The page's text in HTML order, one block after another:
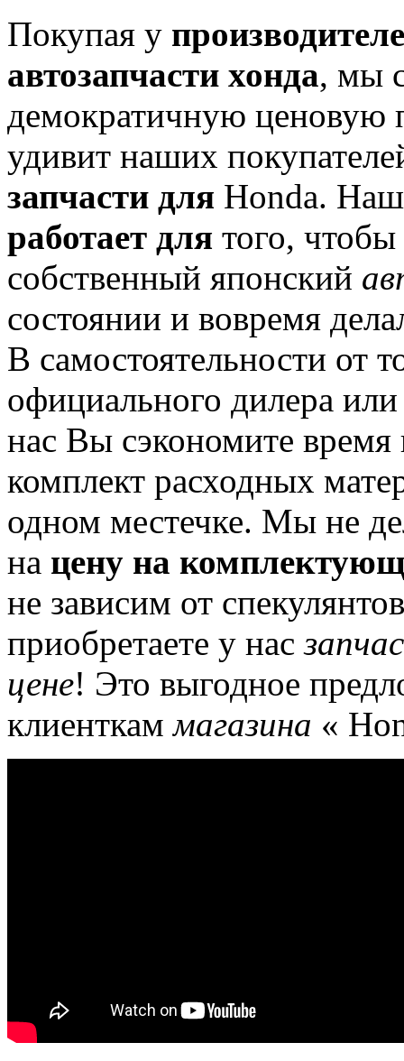
Покупая у
автозапчасти хонда, мы
демократичную ценовую
удивит наших
запчасти для Honda.
работает для того,
собственный японский
состоянии и вовремя
В самостоятельности от
официального дилера
нас Вы сэкономите
комплект расходных
одном местечке. Мы не
на цену на
не зависим от
приобретаете у нас
цене! Это выгодное
клиенткаммагазина «